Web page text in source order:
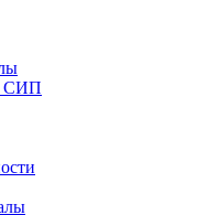
СИП